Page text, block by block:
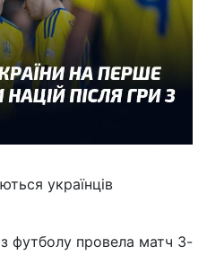
українців
з футболу провела матч 3-